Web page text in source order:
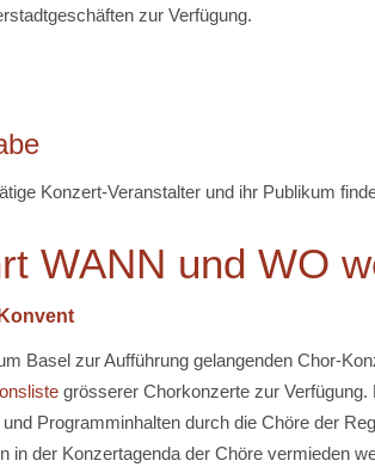
zur Verfügung.
Konzert-Veranstalter und ihr Publikum
WANN und WO
Basel zur Aufführung gelangenden Chor-
grösserer Chorkonzerte zur
Programminhalten durch die Chöre der
in der Konzertagenda der Chöre vermieden